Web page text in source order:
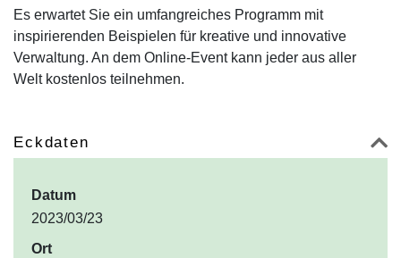
Es erwartet Sie ein umfangreiches Programm mit
inspirierenden Beispielen für kreative und innovative
Verwaltung. An dem Online-Event kann jeder aus aller
Welt kostenlos teilnehmen.
Eckdaten
Datum
2023/03/23
Ort